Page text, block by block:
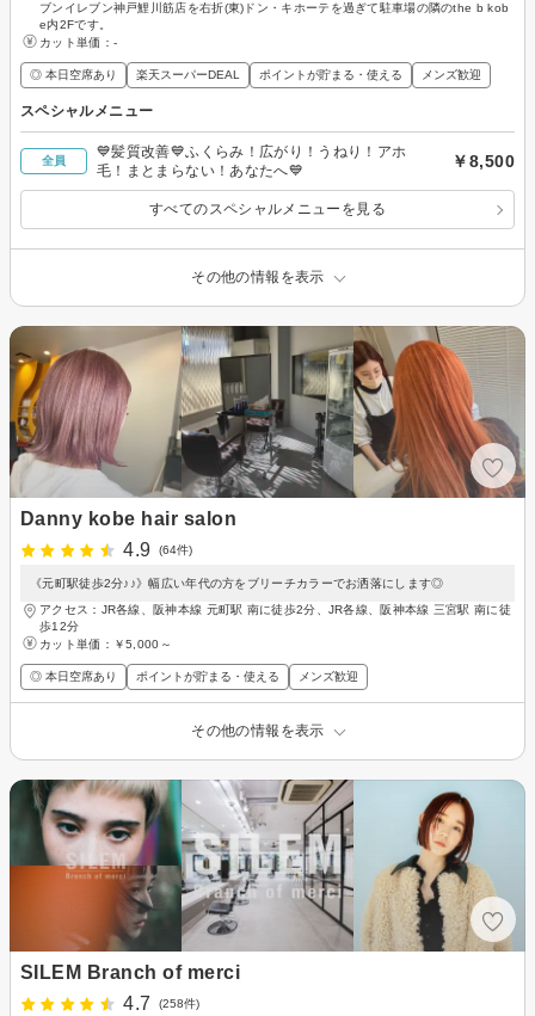
ブンイレブン神戸鯉川筋店を右折(東)ドン・キホーテを過ぎて駐車場の隣のthe b kob
e内2Fです。
カット単価： -
◎ 本日空席あり 楽天スーパーDEAL ポイントが貯まる・使える メンズ歓迎
スペシャルメニュー
全員
💙髪質改善💙ふくらみ！広がり！うねり！アホ
毛！まとまらない！あなたへ💙
￥8,500
すべてのスペシャルメニューを見る
その他の情報を表示
Danny kobe hair salon
4.9
(64件)
《元町駅徒歩2分♪♪》幅広い年代の方をブリーチカラーでお洒落にします◎
アクセス：JR各線、阪神本線 元町駅 南に徒歩2分、JR各線、阪神本線 三宮駅 南に徒
歩12分
カット単価： ￥5,000～
◎ 本日空席あり ポイントが貯まる・使える メンズ歓迎
その他の情報を表示
SILEM Branch of merci
4.7
(258件)